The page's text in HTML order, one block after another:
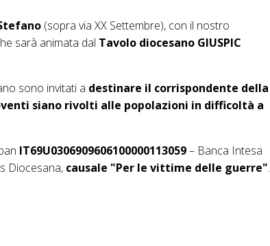
(sopra via XX Settembre), con il nostro
sarà animata dal Tavolo diocesano GIUSPIC
sono invitati a destinare il corrispondente della
siano rivolti alle popolazioni in difficoltà a
IT69U0306909606100000113059– Banca Intesa
Diocesana, causale "Per le vittime delle guerre".